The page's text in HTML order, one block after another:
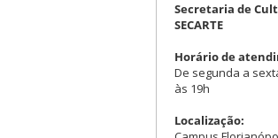
Secretaria de
SECARTE
Horário de
De segunda a
às 19h
Localização: